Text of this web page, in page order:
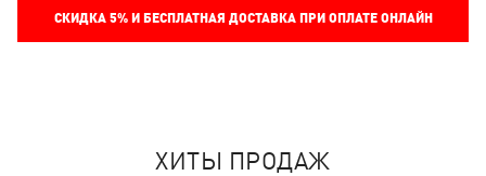
СКИДКА 5%И БЕСПЛАТНАЯ ДОСТАВКА ПРИ ОПЛАТЕ ОНЛАЙН
ХИТЫ ПРОДАЖ